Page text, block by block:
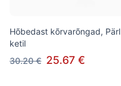
Hõbedast kõrvarõngad, Pärl
ketil
30.20 € 25.67 €